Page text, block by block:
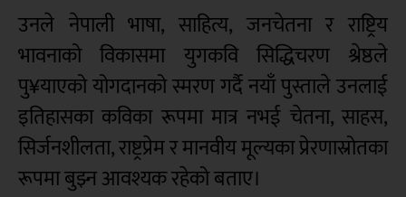
उनले नेपाली भाषा, साहित्य, जनचेतना र राष्ट्रिय
भावनाको विकासमा युगकवि सिद्धिचरण श्रेष्ठले
पु¥याएको योगदानको स्मरण गर्दै नयाँ पुस्ताले उनलाई
इतिहासका कविका रूपमा मात्र नभई चेतना, साहस,
सिर्जनशीलता, राष्ट्रप्रेम र मानवीय मूल्यका प्रेरणास्रोतका
रूपमा बुझ्न आवश्यक रहेको बताए।